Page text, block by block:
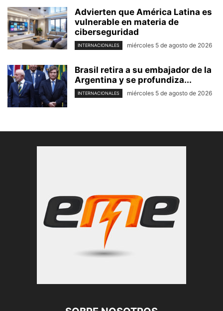
Advierten que América Latina es
vulnerable en materia de
ciberseguridad
INTERNACIONALES miércoles 5 de agosto de 2026
Brasil retira a su embajador de la
Argentina y se profundiza...
INTERNACIONALES miércoles 5 de agosto de 2026